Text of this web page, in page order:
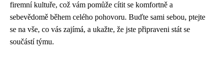
firemní kultuře, což vám pomůže cítit se komfortně a
sebevědomě během celého pohovoru. Buďte sami sebou, ptejte
se na vše, co vás zajímá, a ukažte, že jste připraveni stát se
součástí týmu.